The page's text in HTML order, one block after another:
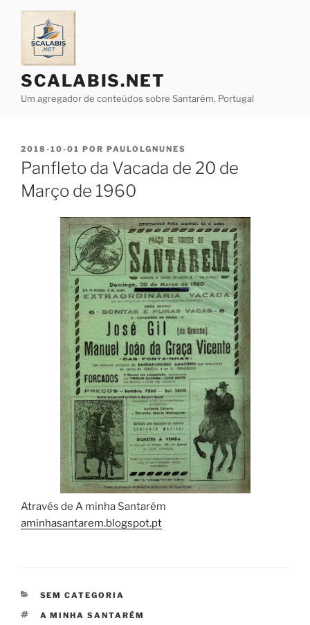
Saltar
conteúdo
SCALABIS.NET
Um agregador de conteúdos sobre Santarém, Portugal
PUBLICADO
EM
2018-10-01 POR PAULOLGNUNES
Panfleto da Vacada de 20 de
Março de 1960
Através de A minha Santarém
aminhasantarem.blogspot.pt
CATEGORIAS
SEM CATEGORIA
ETIQUETAS
A MINHA SANTARÉM